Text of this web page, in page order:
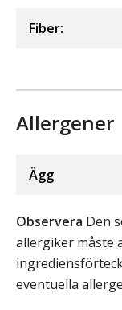
Fiber:
Allergener
Ägg
Observera Den
allergiker måste
eventuella